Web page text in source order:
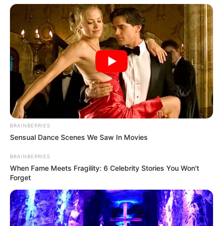
BRAINBERRIES
Sensual Dance Scenes We Saw In Movies
BRAINBERRIES
When Fame Meets Fragility: 6 Celebrity Stories You Won't
Forget